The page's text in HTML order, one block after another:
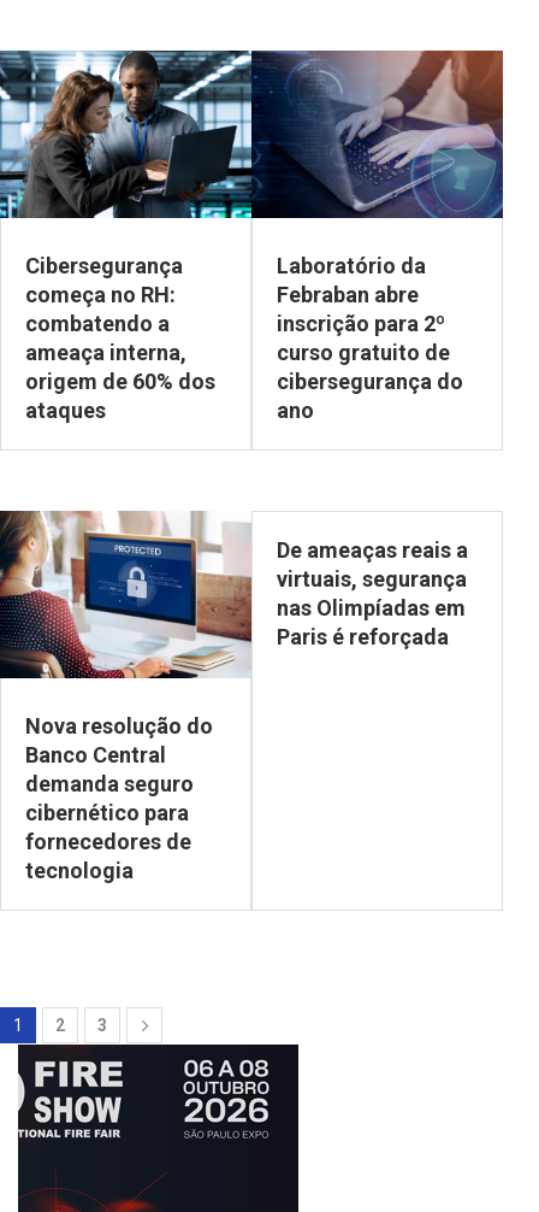
Cibersegurança
começa no RH:
combatendo a
ameaça interna,
origem de 60% dos
ataques
Laboratório da
Febraban abre
inscrição para 2º
curso gratuito de
cibersegurança do
ano
Nova resolução do
Banco Central
demanda seguro
cibernético para
fornecedores de
tecnologia
De ameaças reais a
virtuais, segurança
nas Olimpíadas em
Paris é reforçada
1 2 3